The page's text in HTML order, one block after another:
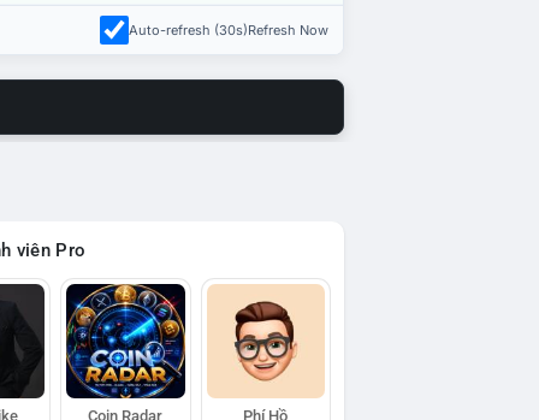
Auto-refresh (30s)Refresh Now
viên Pro
Coin Radar Phí Hồ